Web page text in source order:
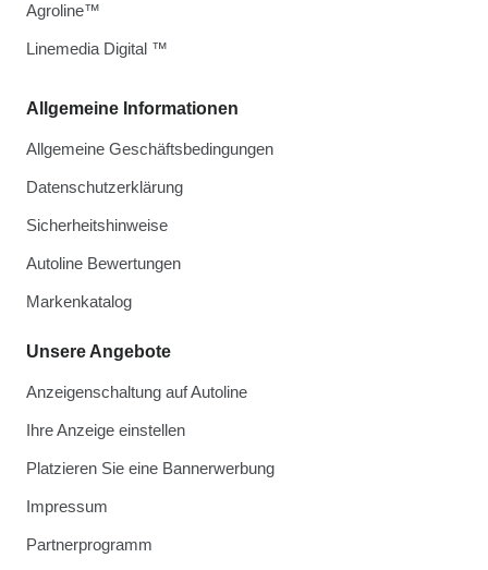
Allgemeine Informationen
Allgemeine Geschäftsbedingungen
Datenschutzerklärung
Sicherheitshinweise
Autoline Bewertungen
Markenkatalog
Unsere Angebote
Anzeigenschaltung auf Autoline
Ihre Anzeige einstellen
Platzieren Sie eine Bannerwerbung
Impressum
Partnerprogramm
Agroline™
Linemedia Digital ™